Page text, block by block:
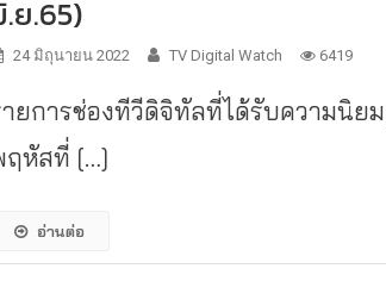
ย.65)
24 มิถุนายน 2022 TV Digital Watch 6419
ยการช่องทีวีดิจิทัลที่ได้รับความนิย
หัสที่ […]
อ่านต่อ